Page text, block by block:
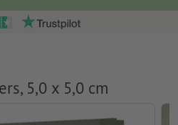
5,0 x 5,0 cm